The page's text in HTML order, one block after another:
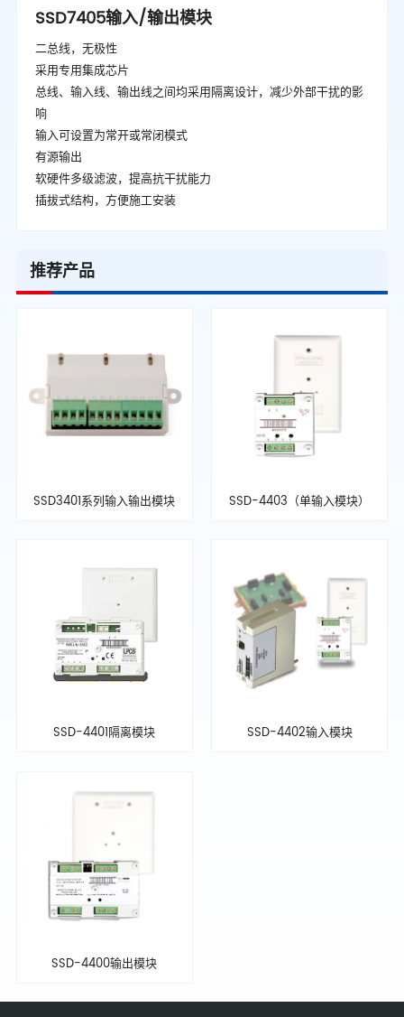
SSD7405输入/输出模块
二总线，无极性
采用专用集成芯片
总线、输入线、输出线之间均采用隔离设计，减少外部干扰的影
响
输入可设置为常开或常闭模式
有源输出
软硬件多级滤波，提高抗干扰能力
插拔式结构，方便施工安装
推荐产品
SSD3401系列输入输出模块 SSD-4403（单输入模块）
SSD-4401隔离模块 SSD-4402输入模块
SSD-4400输出模块